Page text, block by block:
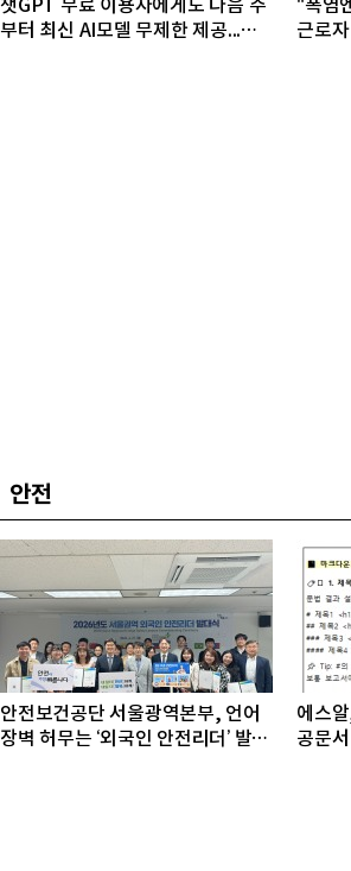
챗GPT 무료 이용자에게도 다음 주
부터 최신 AI모델 무제한 제공...오
"폭염
근로
안전
안전보건공단 서울광역본부, 언어
장벽 허무는 ‘외국인 안전리더’ 발대
에스
공문